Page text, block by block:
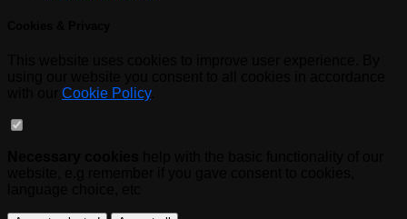
Cookie Policy.